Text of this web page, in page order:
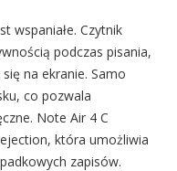
wspaniałe. Czytnik
podczas pisania,
na ekranie. Samo
co pozwala
Note Air 4 C
która umożliwia
zapisów.